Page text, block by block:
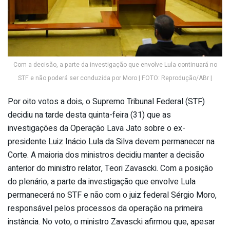
Com a decisão, a parte da investigação que envolve Lula continuará no
STF e não poderá ser conduzida por Moro | FOTO: Reprodução/ABr |
Por oito votos a dois, o Supremo Tribunal Federal (STF)
decidiu na tarde desta quinta-feira (31) que as
investigações da Operação Lava Jato sobre o ex-
presidente Luiz Inácio Lula da Silva devem permanecer na
Corte. A maioria dos ministros decidiu manter a decisão
anterior do ministro relator, Teori Zavascki. Com a posição
do plenário, a parte da investigação que envolve Lula
permanecerá no STF e não com o juiz federal Sérgio Moro,
responsável pelos processos da operação na primeira
instância. No voto, o ministro Zavascki afirmou que, apesar